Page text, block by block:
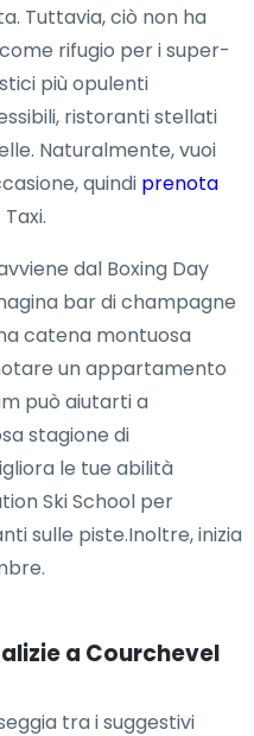
Tuttavia, ciò non ha
rifugio per i super-
più opulenti
ristoranti stellati
Naturalmente, vuoi
quindi prenota
dal Boxing Day
bar di champagne
catena montuosa
un appartamento
può aiutarti a
stagione di
le tue abilità
Ski School per
sulle piste.Inoltre, inizia
a Courchevel
tra i suggestivi